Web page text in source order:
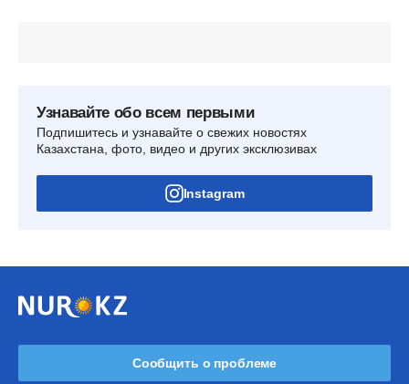
Узнавайте обо всем первыми
Подпишитесь и узнавайте о свежих новостях
Казахстана, фото, видео и других эксклюзивах
Instagram
Сообщить о проблеме